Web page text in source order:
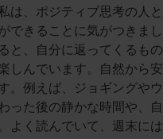
は、ポジティブ思考の人と
できることに気がつきまし
と、自分に返ってくるもの
しんでいます。自然から安
。例えば、ジョギングやウ
った後の静かな時間や、自
よく読んでいて、週末には